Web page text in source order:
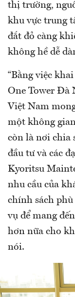
thị trường,
khu vực trung
đắt đỏ càng
không hề dễ
“Bằng việc
One Tower Đà
Việt Nam
một không
còn là nơi chia
đầu tư và các
Kyoritsu
nhu cầu của
chính sách
vụ để mang
hơn nữa cho
nói.